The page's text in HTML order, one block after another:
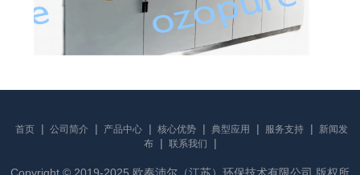
首页 | 公司简介 | 产品中心 | 核心优势 | 典型应用 | 服务支持 |
新闻发
布
| 联系我们 |